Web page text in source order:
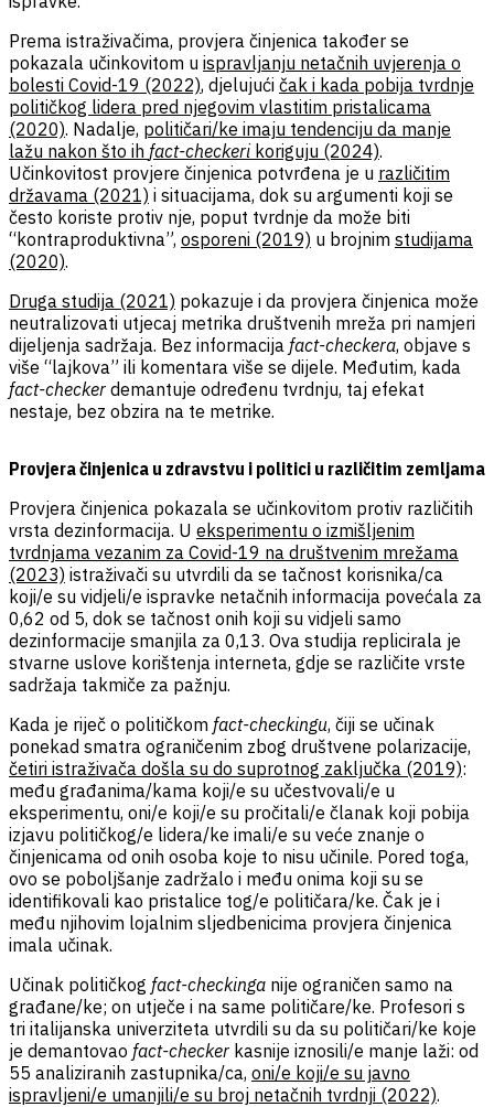
Prema istraživačima, provjera činjenica također se
pokazala učinkovitom u ispravljanju netačnih uvjerenja o
bolesti Covid-19 (2022), djelujući čak i kada pobija tvrdnje
političkog lidera pred njegovim vlastitim pristalicama
(2020). Nadalje, političari/ke imaju tendenciju da manje
lažu nakon što ih fact-checkerikoriguju (2024).
Učinkovitost provjere činjenica potvrđena je u različitim
državama (2021) i situacijama, dok su argumenti koji se
često koriste protiv nje, poput tvrdnje da može biti
“kontraproduktivna”, osporeni (2019) u brojnim studijama
(2020).
Druga studija (2021) pokazuje i da provjera činjenica može
neutralizovati utjecaj metrika društvenih mreža pri namjeri
dijeljenja sadržaja. Bez informacija fact-checkera, objave s
više “lajkova” ili komentara više se dijele. Međutim, kada
fact-checker demantuje određenu tvrdnju, taj efekat
nestaje, bez obzira na te metrike.
Provjera činjenica u zdravstvu i politici u različitim zemljama
Provjera činjenica pokazala se učinkovitom protiv različitih
vrsta dezinformacija. U eksperimentu o izmišljenim
tvrdnjama vezanim za Covid-19 na društvenim mrežama
(2023) istraživači su utvrdili da se tačnost korisnika/ca
koji/e su vidjeli/e ispravke netačnih informacija povećala za
0,62 od 5, dok se tačnost onih koji su vidjeli samo
dezinformacije smanjila za 0,13. Ova studija replicirala je
stvarne uslove korištenja interneta, gdje se različite vrste
sadržaja takmiče za pažnju.
Kada je riječ o političkom fact-checkingu, čiji se učinak
ponekad smatra ograničenim zbog društvene polarizacije,
četiri istraživača došla su do suprotnog zaključka (2019):
među građanima/kama koji/e su učestvovali/e u
eksperimentu, oni/e koji/e su pročitali/e članak koji pobija
izjavu političkog/e lidera/ke imali/e su veće znanje o
činjenicama od onih osoba koje to nisu učinile. Pored toga,
ovo se poboljšanje zadržalo i među onima koji su se
identifikovali kao pristalice tog/e političara/ke. Čak je i
među njihovim lojalnim sljedbenicima provjera činjenica
imala učinak.
Učinak političkog fact-checkinga nije ograničen samo na
građane/ke; on utječe i na same političare/ke. Profesori s
tri italijanska univerziteta utvrdili su da su političari/ke koje
je demantovao fact-checker kasnije iznosili/e manje laži: od
55 analiziranih zastupnika/ca, oni/e koji/e su javno
ispravljeni/e umanjili/e su broj netačnih tvrdnji (2022).